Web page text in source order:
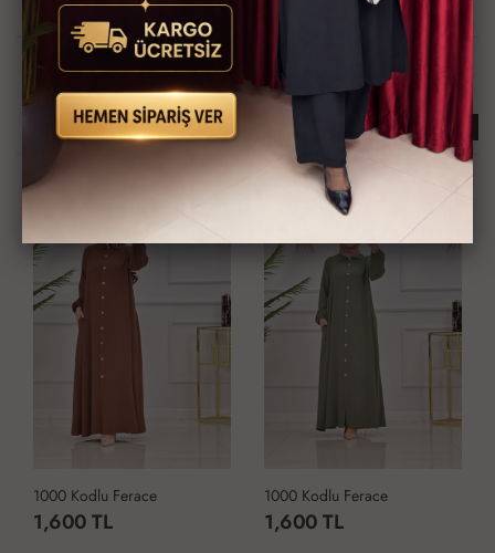
Güvenli Alışveriş İmkanı
Hızlı Kargo İmkanı
Kredi Kartına Taksit
İmkanı Kapıda Ödeme İmkanı
İlginizi Çekebilir
KARGO BEDAVA
1000 Kodlu Ferace
1,600 TL
KARGO BEDAVA
1000 Kodlu Ferace
1,600 TL